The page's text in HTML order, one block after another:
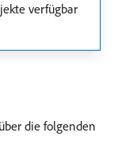
verfügbar
die folgenden